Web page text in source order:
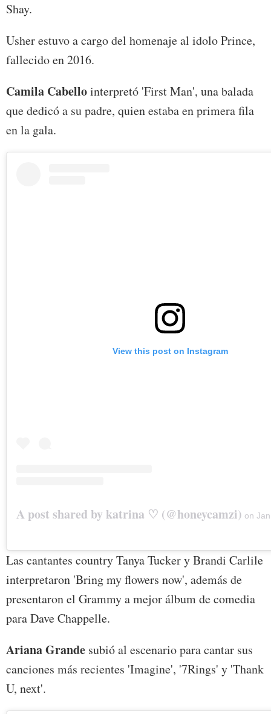
Shay.
Usher estuvo a cargo del homenaje al idolo Prince,
fallecido en 2016.
Camila Cabellointerpretó 'First Man', una balada
que dedicó a su padre, quien estaba en primera fila
en la gala.
View this post on Instagram
A post shared by katrina ♡ (@honeycamzi) on Jan
Las cantantes country Tanya Tucker y Brandi Carlile
interpretaron 'Bring my flowers now', además de
presentaron el Grammy a mejor álbum de comedia
para Dave Chappelle.
Ariana Grande subió al escenario para cantar sus
canciones más recientes 'Imagine', '7Rings' y 'Thank
U, next'.